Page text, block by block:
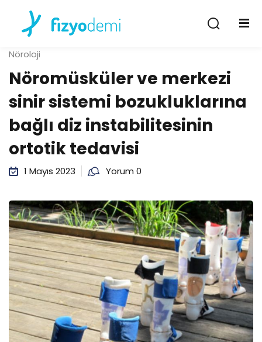
Nöroloji
Nöromüsküler ve merkezi
sinir sistemi bozukluklarına
bağlı diz instabilitesinin
ortotik tedavisi
1 Mayıs 2023 Yorum 0
Giriş Yap
Hesabın yok mu?Kayıt Ol
Beni hatırla Şifremi unuttum